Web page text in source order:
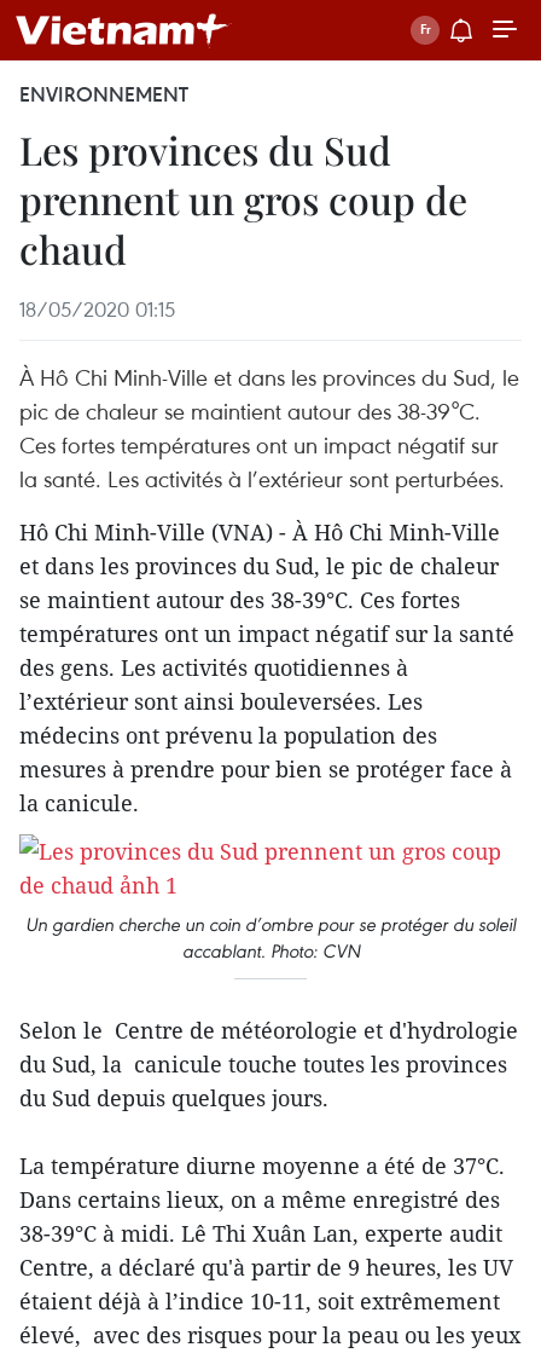
ENVIRONNEMENT
Les provinces du Sud
prennent un gros coup de
chaud
18/05/2020 01:15
À Hô Chi Minh-Ville et dans les provinces du Sud, le
pic de chaleur se maintient autour des 38-39°C.
Ces fortes températures ont un impact négatif sur
la santé. Les activités à l’extérieur sont perturbées.
Hô Chi Minh-Ville (VNA) - À Hô Chi Minh-Ville
et dans les provinces du Sud, le pic de chaleur
se maintient autour des 38-39°C. Ces fortes
températures ont un impact négatif sur la santé
des gens. Les activités quotidiennes à
l’extérieur sont ainsi bouleversées. Les
médecins ont prévenu la population des
mesures à prendre pour bien se protéger face à
la canicule.
Un gardien cherche un coin d’ombre pour se protéger du soleil
accablant. Photo: CVN
Selon le Centre de météorologie et d'hydrologie
du Sud, la canicule touche toutes les provinces
du Sud depuis quelques jours.
La température diurne moyenne a été de 37°C.
Dans certains lieux, on a même enregistré des
38-39°C à midi. Lê Thi Xuân Lan, experte audit
Centre, a déclaré qu'à partir de 9 heures, les UV
étaient déjà à l’indice 10-11, soit extrêmement
élevé, avec des risques pour la peau ou les yeux